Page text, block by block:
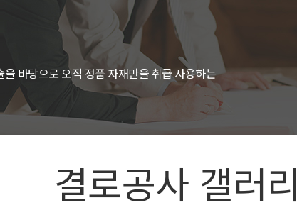
바탕으로 오직 정품 자재만을 취급 사용하는
결로공사 갤러리